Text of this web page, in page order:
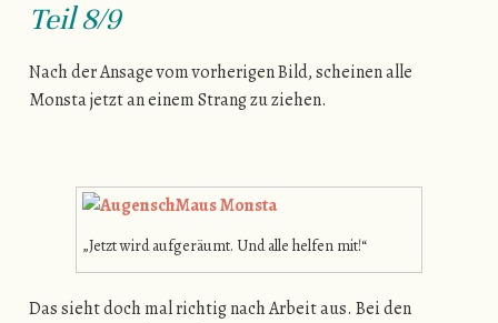
Teil 8/9
Nach der Ansage vom vorherigen Bild, scheinen alle
Monsta jetzt an einem Strang zu ziehen.
„Jetzt wird aufgeräumt. Und alle helfen mit!“
Das sieht doch mal richtig nach Arbeit aus. Bei den